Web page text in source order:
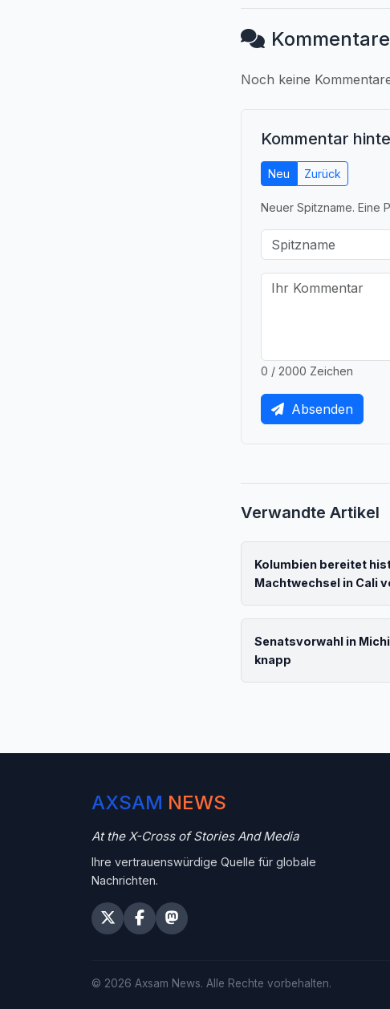
Kommentare
Noch keine
Kommentar
Neu Zurück
Neuer Spitzname. Eine
0 / 2000 Zeichen
Absenden
Verwandte Artikel
Kolumbien bereitet
Machtwechsel in Cali
Senatsvorwahl in
knapp
AXSAM NEWS
At the X-Cross of Stories And Media
Ihre vertrauenswürdige Quelle für globale
Nachrichten.
© 2026 Axsam News. Alle Rechte vorbehalten.